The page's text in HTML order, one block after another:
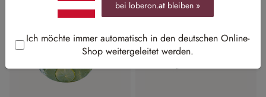
bei loberon.at bleiben »
Ich möchte immer automatisch in den deutschen Online-
Shop weitergeleitet werden.